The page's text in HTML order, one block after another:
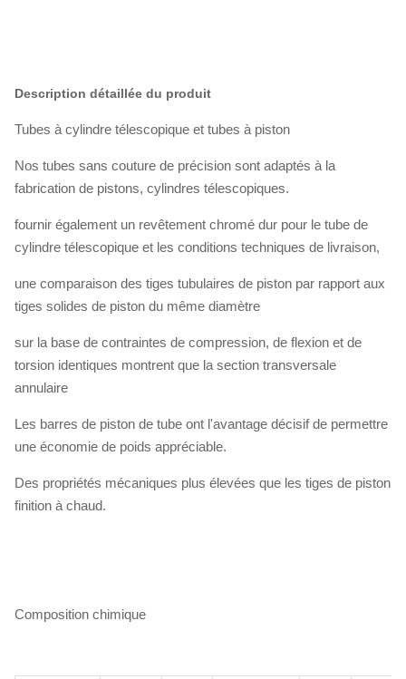
Description détaillée du produit
Tubes à cylindre télescopique et tubes à piston
Nos tubes sans couture de précision sont adaptés à la
fabrication de pistons, cylindres télescopiques.
fournir également un revêtement chromé dur pour le tube de
cylindre télescopique et les conditions techniques de livraison,
une comparaison des tiges tubulaires de piston par rapport aux
tiges solides de piston du même diamètre
sur la base de contraintes de compression, de flexion et de
torsion identiques montrent que la section transversale
annulaire
Les barres de piston de tube ont l'avantage décisif de permettre
une économie de poids appréciable.
Des propriétés mécaniques plus élevées que les tiges de piston
finition à chaud.
Composition chimique